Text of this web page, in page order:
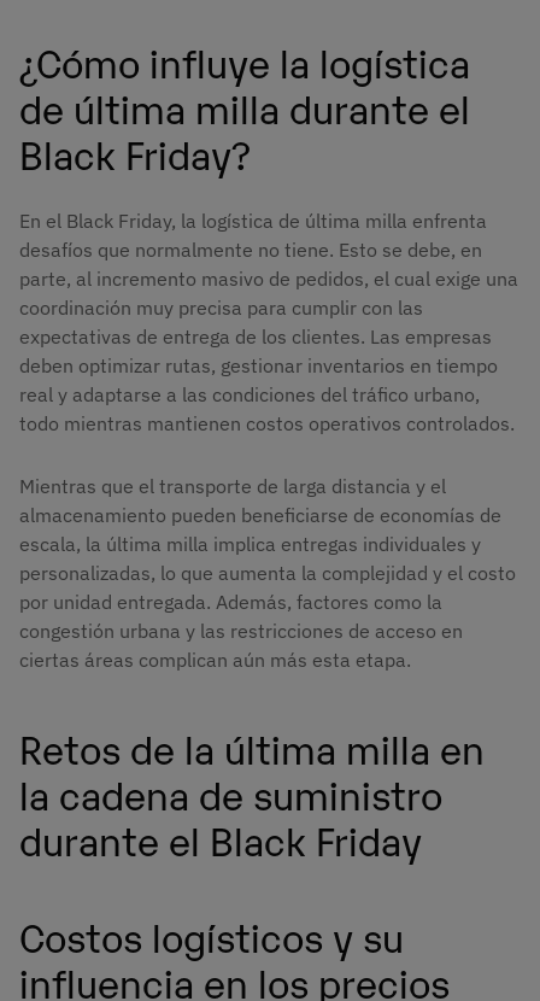
¿Cómo influye la logística
de última milla durante el
Black Friday?
En el Black Friday, la logística de última milla enfrenta
desafíos que normalmente no tiene. Esto se debe, en
parte, al incremento masivo de pedidos, el cual exige una
coordinación muy precisa para cumplir con las
expectativas de entrega de los clientes. Las empresas
deben optimizar rutas, gestionar inventarios en tiempo
real y adaptarse a las condiciones del tráfico urbano,
todo mientras mantienen costos operativos controlados.
Mientras que el transporte de larga distancia y el
almacenamiento pueden beneficiarse de economías de
escala, la última milla implica entregas individuales y
personalizadas, lo que aumenta la complejidad y el costo
por unidad entregada. Además, factores como la
congestión urbana y las restricciones de acceso en
ciertas áreas complican aún más esta etapa.
Retos de la última milla en
la cadena de suministro
durante el Black Friday
Costos logísticos y su
influencia en los precios